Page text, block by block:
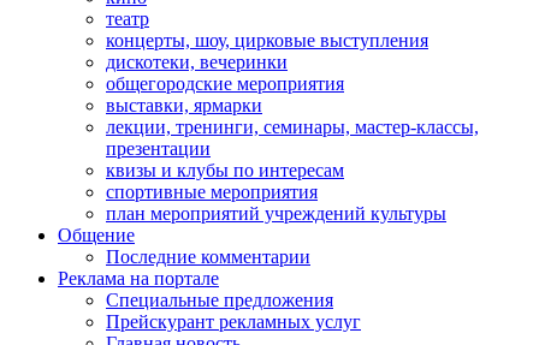
театр
концерты, шоу, цирковые выступления
дискотеки, вечеринки
общегородские мероприятия
выставки, ярмарки
лекции, тренинги, семинары, мастер-классы,
презентации
квизы и клубы по интересам
спортивные мероприятия
план мероприятий учреждений культуры
Общение
Последние комментарии
Реклама на портале
Специальные предложения
Прейскурант рекламных услуг